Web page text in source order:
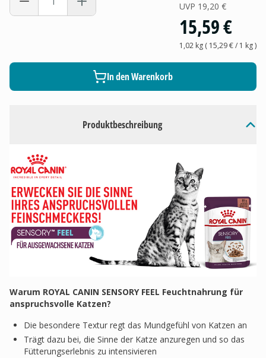
Produktbeschreibung
Warum ROYAL CANIN SENSORY FEEL Feuchtnahrung für
anspruchsvolle Katzen?
Die besondere Textur regt das Mundgefühl von Katzen an
Trägt dazu bei, die Sinne der Katze anzuregen und so das
Fütterungserlebnis zu intensivieren
UVP 19,20 €
15,59 €
1,02 kg( 15,29 €/ 1 kg)
In den Warenkorb